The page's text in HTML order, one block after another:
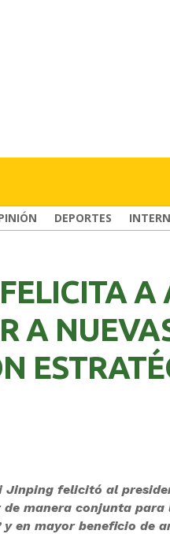
DEPORTES
A
A
felicitó al
manera conjunta
en mayor beneficio de